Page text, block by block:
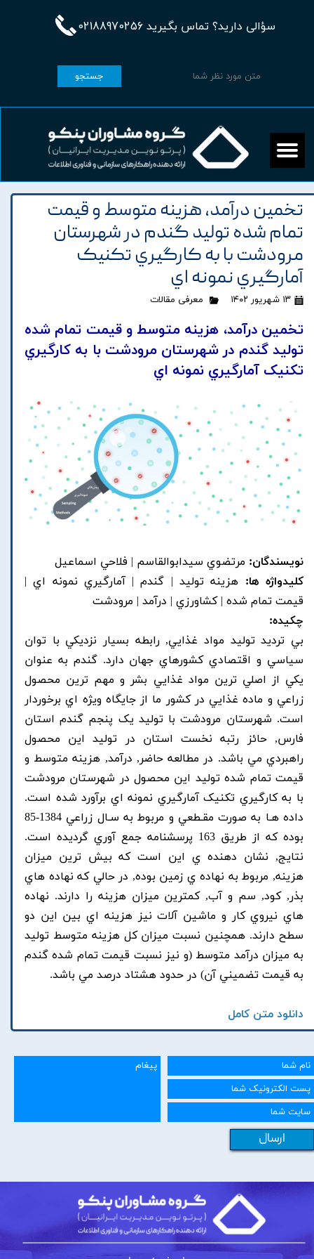
سؤالی دارید؟ تماس بگیرید 02188970256
جستجو
تخمين درآمد، هزينه متوسط و قيمت
تمام شده توليد گندم در شهرستان
مرودشت با به کارگيري تکنيک
آمارگيري نمونه اي
۱۳ شهریور ۱۴۰۲ معرفی مقالات
تخمين درآمد، هزينه متوسط و قيمت تمام شده
توليد گندم در شهرستان مرودشت با به کارگيري
تکنيک آمارگيري نمونه اي
نویسندگان: مرتضوي سيدابوالقاسم | فلاحي اسماعيل
کلیدواژه ها: هزينه توليد | گندم | آمارگيري نمونه اي |
قيمت تمام شده | کشاورزي | درآمد | مرودشت
چکیده:
بي ترديد توليد مواد غذايي, رابطه بسيار نزديکي با توان
سياسي و اقتصادي کشورهاي جهان دارد. گندم به عنوان
يکي از اصلي ترين مواد غذايي بشر و مهم ترين محصول
زراعي و ماده غذايي در کشور ما از جايگاه ويژه اي برخوردار
است. شهرستان مرودشت با توليد يک پنجم گندم استان
فارس, حائز رتبه نخست استان در توليد اين محصول
راهبردي مي باشد. در مطالعه حاضر, درآمد, هزينه متوسط و
قيمت تمام شده توليد اين محصول در شهرستان مرودشت
با به کارگيري تکنيک آمارگيري نمونه اي برآورد شده است.
داده هـا به صورت مقـطعي و مربوط به سـال زراعي 1384-85
بوده که از طريق 163 پرسشنامه جمع آوري گرديده است.
نتايج, نشان دهنده ي اين است که بيش ترين ميزان
هزينه, مربوط به نهاده ي زمين بوده, در حالي که نهاده هاي
بذر, کود, سم و آب, کمترين ميزان هزينه را دارند. نهاده
هاي نيروي کار و ماشين آلات نيز هزينه اي بين اين دو
سطح دارند. همچنين نسبت ميزان کل هزينه متوسط توليد
به ميزان درآمد متوسط (و نيز نسبت قيمت تمام شده گندم
به قيمت تضميني آن) در حدود هشتاد درصد مي باشد.
دانلود متن کامل
ارسال